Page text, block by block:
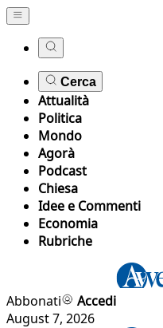
Cerca
Attualità
Politica
Mondo
Agorà
Podcast
Chiesa
Idee e Commenti
Economia
Rubriche
Abbonati
Accedi
August 7, 2026